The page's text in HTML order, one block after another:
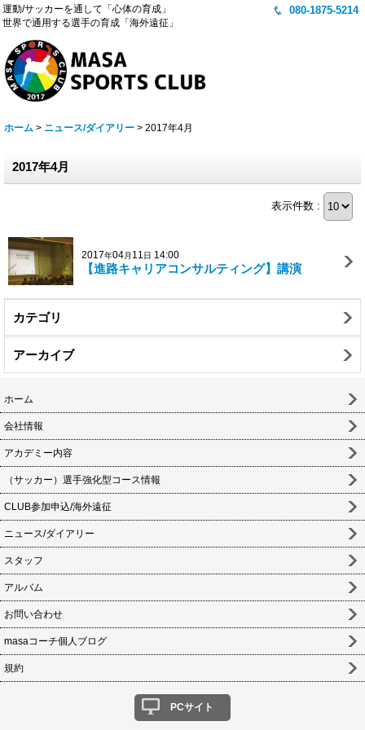
運動/サッカーを通して「心体の育成」
世界で通用する選手の育成「海外遠征」
080-1875-5214
ホーム > ニュース/ダイアリー > 2017年4月
2017年4月
表示件数 :
2017年04月 11 日 14:00
【進路キャリアコンサルティング】講演
カテゴリ
アーカイブ
ホーム
会社情報
アカデミー内容
（サッカー）選手強化型コース情報
CLUB参加申込/海外遠征
ニュース/ダイアリー
スタッフ
アルバム
お問い合わせ
masaコーチ個人ブログ
規約
PCサイト